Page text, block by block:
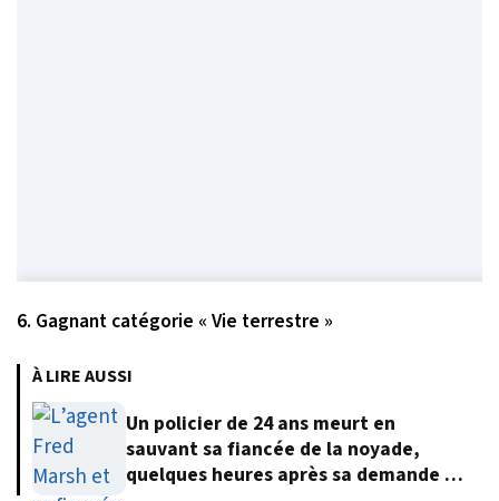
6. Gagnant catégorie « Vie terrestre »
À LIRE AUSSI
Un policier de 24 ans meurt en
sauvant sa fiancée de la noyade,
quelques heures après sa demande en